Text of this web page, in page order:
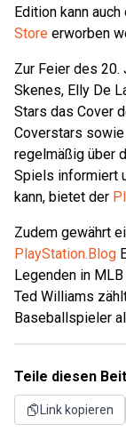
Edition kann
Store erworben
Zur Feier des 20.
Skenes, Elly De
Stars das Cover
Coverstars
regelmäßig über
Spiels informiert
kann, bietet der
Zudem gewährt
PlayStation.Blog
Legenden in
Ted Williams
Baseballspieler
Teile diesen
Link kopieren